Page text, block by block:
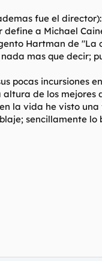
fue el
define a Michael
Hartman de "La
mas que decir;
pocas incursiones
altura de los mejores
la vida he visto una
sencillamente lo